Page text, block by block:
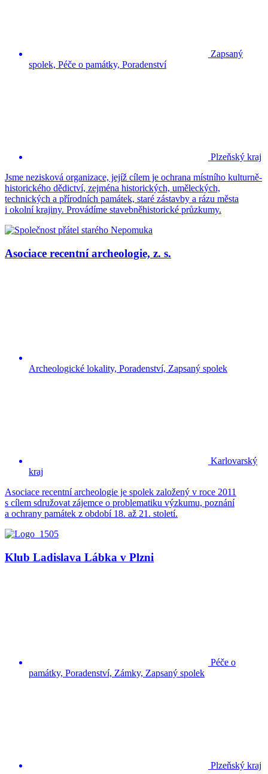
Zapsaný
spolek, Péče o památky, Poradenství
Plzeňský kraj
Jsme nezisková organizace, jejíž cílem je ochrana místního kulturně-
historického dědictví, zejména historických, uměleckých,
technických a přírodních památek, staré zástavby a rázu města
i okolní krajiny. Provádíme stavebněhistorické průzkumy.
Asociace recentní archeologie, z. s.
Archeologické lokality, Poradenství, Zapsaný spolek
Karlovarský
kraj
Asociace recentní archeologie je spolek založený v roce 2011
s cílem sdružovat zájemce o problematiku výzkumu, poznání
a ochrany památek z období 18. až 21. století.
Klub Ladislava Lábka v Plzni
Péče o
památky, Poradenství, Zámky, Zapsaný spolek
Plzeňský kraj